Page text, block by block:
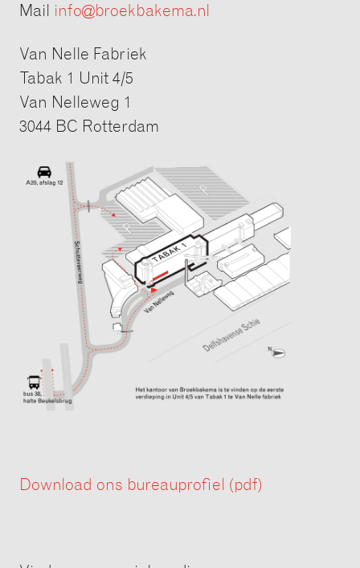
Mail info@broekbakema.nl
Van Nelle Fabriek
Tabak 1 Unit 4/5
Van Nelleweg 1
3044 BC Rotterdam
Download ons bureauprofiel (pdf)